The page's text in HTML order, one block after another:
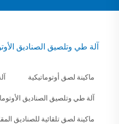
آلة طي وتلصيق الصناديق
ماكينة لصق أوتوماتيكية
آلة طي وتلصيق الصناديق
ماكينة لصق تلقائية للصناديق